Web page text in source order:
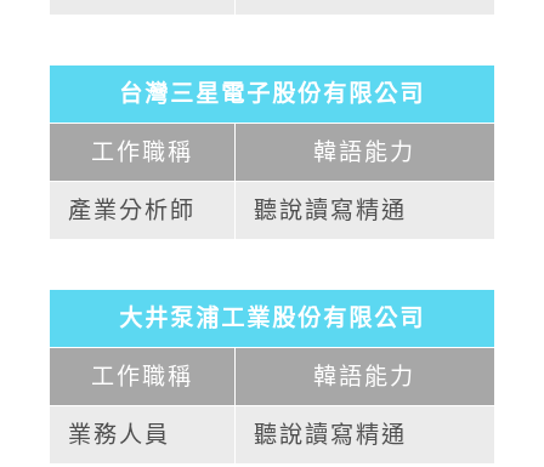
台灣三星電子股份有限公司
工作職稱 韓語能力
產業分析師 聽說讀寫精通
大井泵浦工業股份有限公司
工作職稱 韓語能力
業務人員 聽說讀寫精通